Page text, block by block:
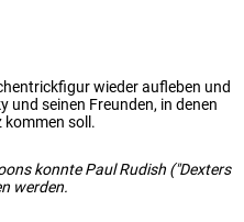
wieder aufleben und
und seinen Freunden, in denen
kommen soll.
konnte Paul Rudish ("Dexters
werden.